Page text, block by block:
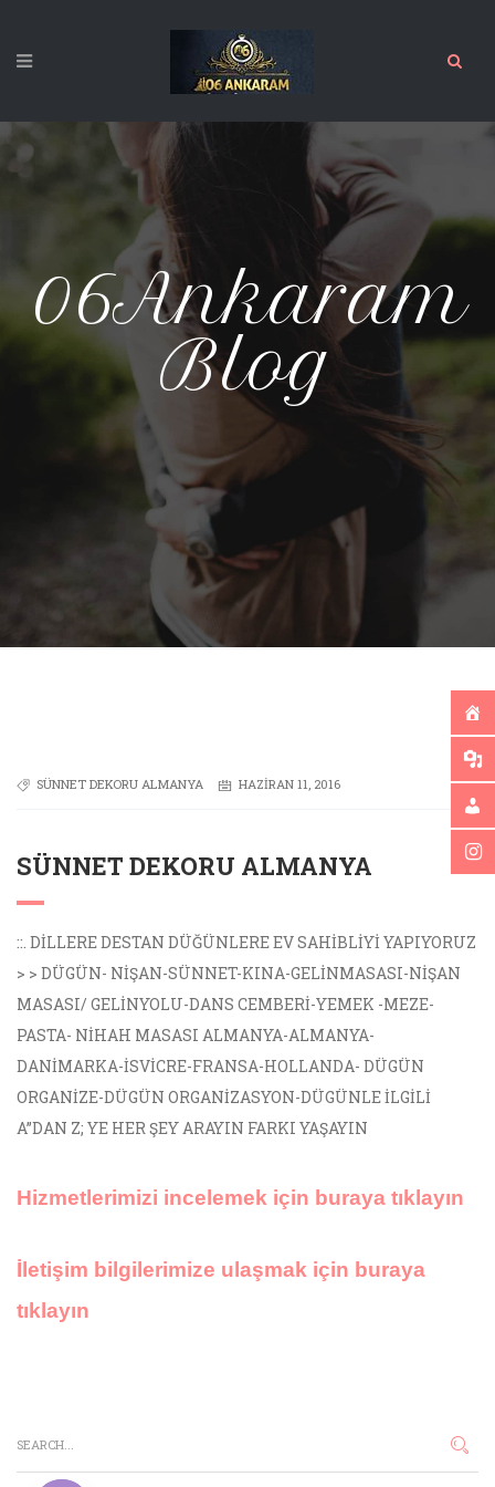
06Ankaram
Blog
SÜNNET DEKORU ALMANYA HAZIRAN 11, 2016
SÜNNET DEKORU ALMANYA
::. DİLLERE DESTAN DÜĞÜNLERE EV SAHİBLİYİ YAPIYORUZ
> > DÜGÜN- NİŞAN-SÜNNET-KINA-GELİNMASASI-NİŞAN
MASASI/ GELİNYOLU-DANS CEMBERİ-YEMEK -MEZE-
PASTA- NİHAH MASASI ALMANYA-ALMANYA-
DANİMARKA-İSVİCRE-FRANSA-HOLLANDA- DÜGÜN
ORGANİZE-DÜGÜN ORGANİZASYON-DÜGÜNLE İLGİLİ
A”DAN Z; YE HER ŞEY ARAYIN FARKI YAŞAYIN
Hizmetlerimizi incelemek için buraya tıklayın
İletişim bilgilerimize ulaşmak için buraya
tıklayın